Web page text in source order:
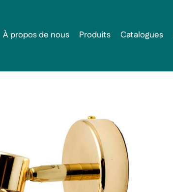
À propos de nous Produits Catalogues